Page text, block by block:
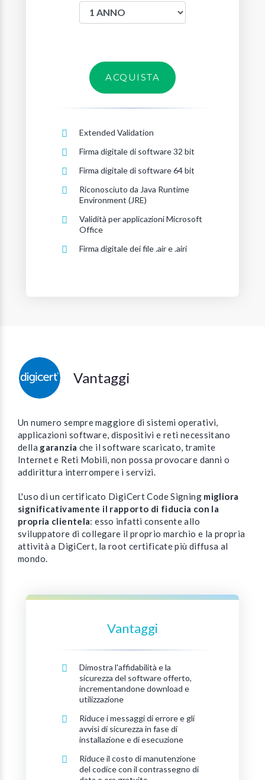
ACQUISTA
Extended Validation
Firma digitale di software 32 bit
Firma digitale di software 64 bit
Riconosciuto da Java Runtime
Environment (JRE)
Validità per applicazioni Microsoft
Office
Firma digitale dei file .air e .airi
Vantaggi
Un numero sempre maggiore di sistemi operativi,
applicazioni software, dispositivi e reti necessitano
della garanzia che il software scaricato, tramite
Internet e Reti Mobili, non possa provocare danni o
addirittura interrompere i servizi.
L'uso di un certificato DigiCert Code Signing migliora
significativamente il rapporto di fiducia con la
propria clientela: esso infatti consente allo
sviluppatore di collegare il proprio marchio e la propria
attività a DigiCert, la root certificate più diffusa al
mondo.
Vantaggi
Dimostra l'affidabilità e la
sicurezza del software offerto,
incrementandone download e
utilizzazione
Riduce i messaggi di errore e gli
avvisi di sicurezza in fase di
installazione e di esecuzione
Riduce il costo di manutenzione
del codice con il contrassegno di